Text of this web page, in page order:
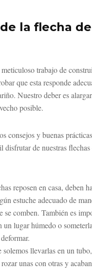
la flecha de
trabajo de
que esta responde
Nuestro deber es
posible.
consejos y buenas
disfrutar de nuestras
reposen en casa, deben
estuche adecuado de
se comben. También es
un lugar húmedo o
solemos llevarlas en un
unas con otras y